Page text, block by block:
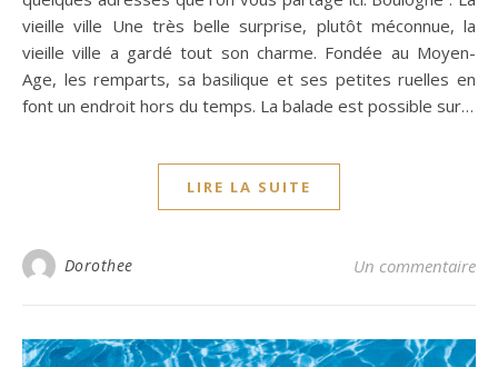
vieille ville Une très belle surprise, plutôt méconnue, la
vieille ville a gardé tout son charme. Fondée au Moyen-
Age, les remparts, sa basilique et ses petites ruelles en
font un endroit hors du temps. La balade est possible sur…
LIRE LA SUITE
Dorothee Un commentaire